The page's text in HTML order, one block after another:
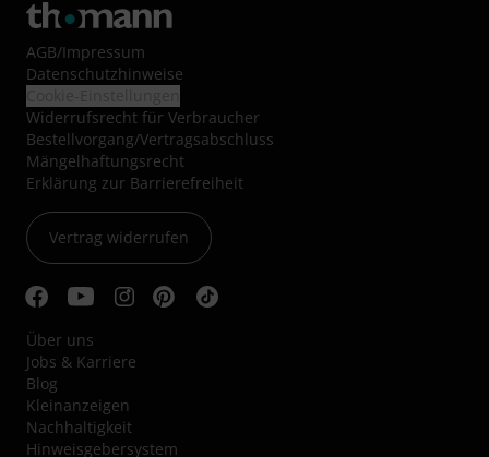
AGB/Impressum
Datenschutzhinweise
Widerrufsrecht für Verbraucher
Bestellvorgang/Vertragsabschluss
Mängelhaftungsrecht
Erklärung zur Barrierefreiheit
Vertrag widerrufen
Über uns
Jobs & Karriere
Blog
Kleinanzeigen
Nachhaltigkeit
Hinweisgebersystem